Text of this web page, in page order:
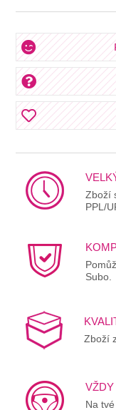
Zboží
PPL/
Subo.
Zboží
Na